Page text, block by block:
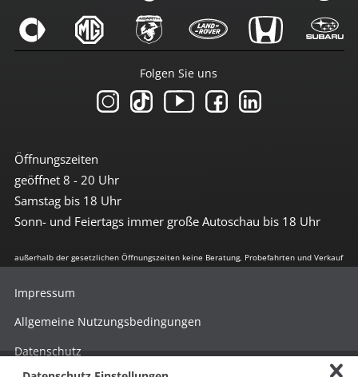
Öffnungszeiten
geöffnet 8 - 20 Uhr
Samstag bis 18 Uhr
Sonn- und Feiertags immer große Autoschau bis 18 Uhr
Folgen Sie uns
außerhalb der gesetzlichen Öffnungszeiten keine Beratung, Probefahrten und Verkauf
Impressum
Allgemeine Nutzungsbedingungen
Datenschutz